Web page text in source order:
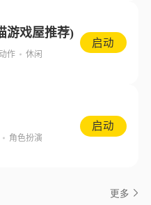
游戏屋推荐)
作 休闲
启动
角色扮演
启动
更多